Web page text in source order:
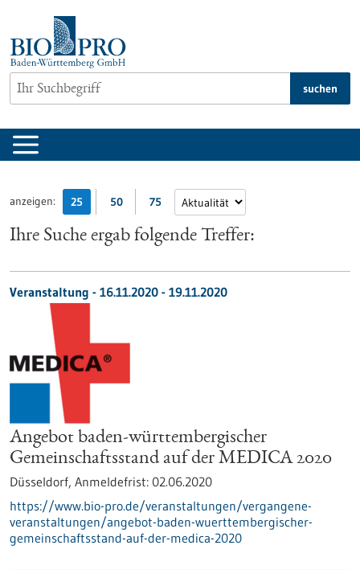
springen
suchen
anzeigen: 25 50 75
Ihre Suche ergab folgende Treffer:
Veranstaltung - 16.11.2020 - 19.11.2020
Angebot baden-württembergischer
Gemeinschaftsstand auf der MEDICA 2020
Düsseldorf, Anmeldefrist: 02.06.2020
https://www.bio-pro.de/veranstaltungen/vergangene-
veranstaltungen/angebot-baden-wuerttembergischer-
gemeinschaftsstand-auf-der-medica-2020